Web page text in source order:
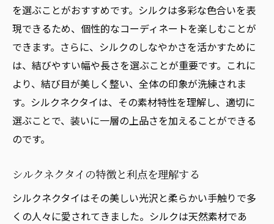
を選ぶことがおすすめです。シルクは多彩な色合いを表
現できるため、個性的なコーディネートを楽しむことが
できます。さらに、シルクのしなやかさを活かすために
は、結びやすい幅や長さを選ぶことが重要です。これに
より、結び目が美しく整い、全体の印象が洗練されま
す。シルクネクタイは、その素材特性を理解し、適切に
選ぶことで、装いに一層の上品さを加えることができる
のです。
シルクネクタイの特徴と利点を理解する
シルクネクタイはその美しい光沢と柔らかい手触りで多
くの人々に愛されてきました。シルクは天然素材であ